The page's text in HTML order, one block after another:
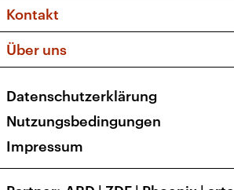
Kakadu – Das Kinderprogramm
FAQ
Apps
Newsletter
Veranstaltungen
Kontakt
Social Media
Über uns
Presse
Karriere
Transparenz
Datenschutzerklärung
Nutzungsbedingungen
Impressum